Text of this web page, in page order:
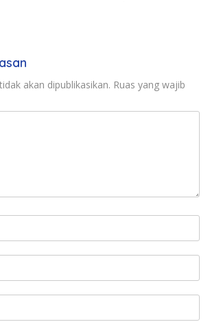
akan dipublikasikan. Ruas yang wajib